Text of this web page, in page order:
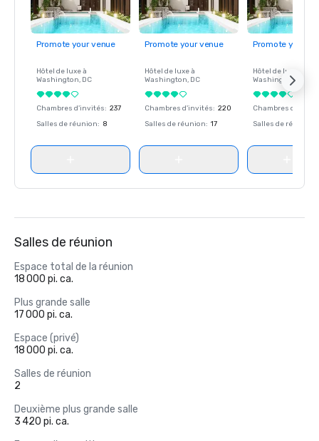
Promote your venue
Hôtel de luxe à
Washington, DC
Chambres d'invités: 237
Salles de réunion: 8
Promote your venue
Hôtel de luxe à
Washington, DC
Chambres d'invités: 220
Salles de réunion: 17
Promote your
Hôtel de luxe à
Washington
Chambres
Salles de réunion
Salles de réunion
Espace total de la réunion
18 000 pi. ca.
Plus grande salle
17 000 pi. ca.
Espace (privé)
18 000 pi. ca.
Salles de réunion
2
Deuxième plus grande salle
3 420 pi. ca.